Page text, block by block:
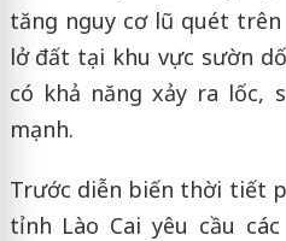
tăng nguy cơ lũ quét
lở đất tại khu vực sườn
có khả năng xảy ra lốc,
mạnh.
Trước diễn biến thời tiết
tỉnh Lào Cai yêu cầu